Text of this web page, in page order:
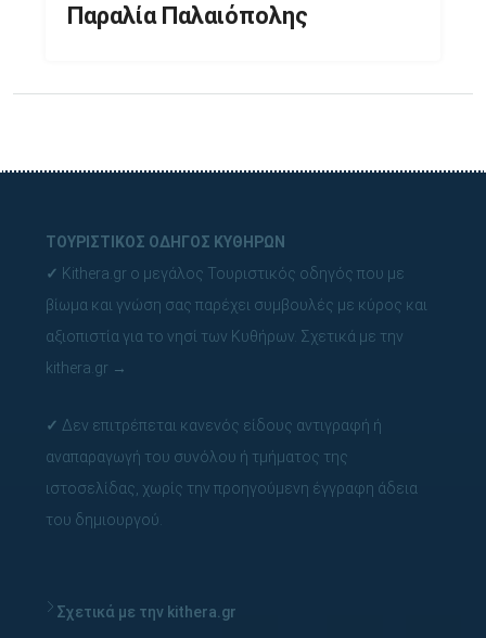
Παραλία Παλαιόπολης
ΤΟΥΡΙΣΤΙΚΟΣ ΟΔΗΓΟΣ ΚΥΘΗΡΩΝ
✓ Kithera.gr ο μεγάλος Τουριστικός οδηγός που με
βίωμα και γνώση σας παρέχει συμβουλές με κύρος και
αξιοπιστία για το νησί των Κυθήρων. Σχετικά με την
kithera.gr →
✓ Δεν επιτρέπεται κανενός είδους αντιγραφή ή
αναπαραγωγή του συνόλου ή τμήματος της
ιστοσελίδας, χωρίς την προηγούμενη έγγραφη άδεια
του δημιουργού.
Σχετικά με την kithera.gr